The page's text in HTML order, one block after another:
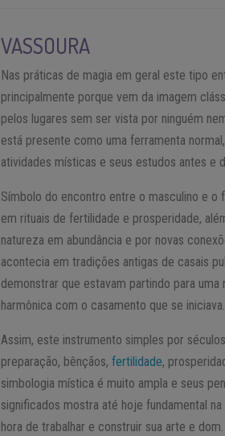
VASSOURA
Nas práticas de magia em geral este tipo
principalmente porque vem da imagem
pelos lugares sem ser vista por ninguém
está presente como uma ferramenta
atividades místicas e seus estudos antes e
Símbolo do encontro entre o masculino e o
em rituais de fertilidade e prosperidade,
natureza em abundância e por novas
acontecia em tradições antigas de casais
demonstrar que estavam partindo para
harmônica com o casamento que se iniciava.
Assim, este instrumento simples por
preparação, bênçãos,fertilidade,
simbologia mística é muito ampla e seus
significados mostra até hoje fundamental
hora de trabalhar e construir sua arte e dom.